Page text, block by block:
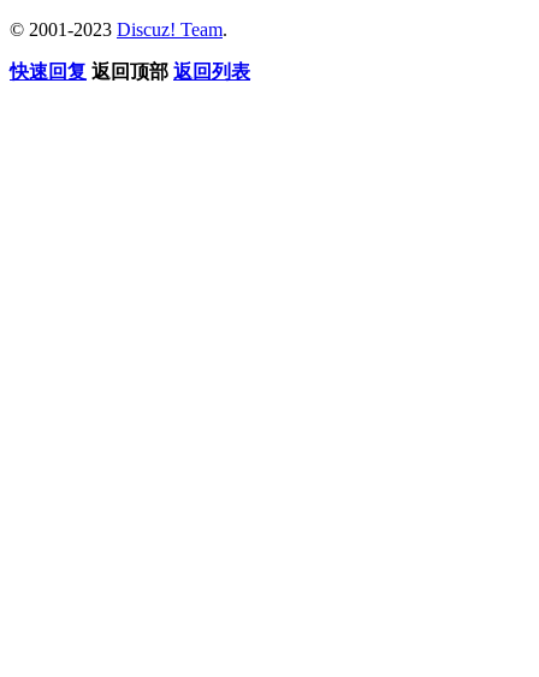
© 2001-2023 Discuz! Team.
快速回复 返回顶部 返回列表